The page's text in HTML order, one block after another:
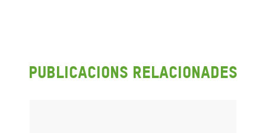
Publicacions Relacionades